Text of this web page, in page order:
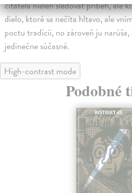
čitateľa nielen sledovať príbeh, ale
dielo, ktoré sa nečíta hltavo, ale
poctu tradícii, no zároveň ju
jedinečne súčasné.
High-contrast mode
Podobné